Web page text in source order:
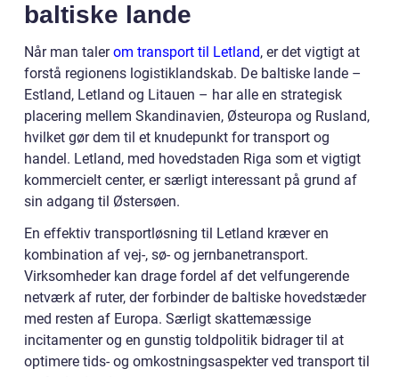
baltiske lande
Når man talerom transport til Letland, er det vigtigt at
forstå regionens logistiklandskab. De baltiske lande –
Estland, Letland og Litauen – har alle en strategisk
placering mellem Skandinavien, Østeuropa og Rusland,
hvilket gør dem til et knudepunkt for transport og
handel. Letland, med hovedstaden Riga som et vigtigt
kommercielt center, er særligt interessant på grund af
sin adgang til Østersøen.
En effektiv transportløsning til Letland kræver en
kombination af vej-, sø- og jernbanetransport.
Virksomheder kan drage fordel af det velfungerende
netværk af ruter, der forbinder de baltiske hovedstæder
med resten af Europa. Særligt skattemæssige
incitamenter og en gunstig toldpolitik bidrager til at
optimere tids- og omkostningsaspekter ved transport til